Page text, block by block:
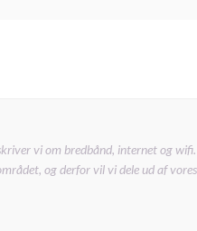
vi om bredbånd, internet og wifi.
og derfor vil vi dele ud af